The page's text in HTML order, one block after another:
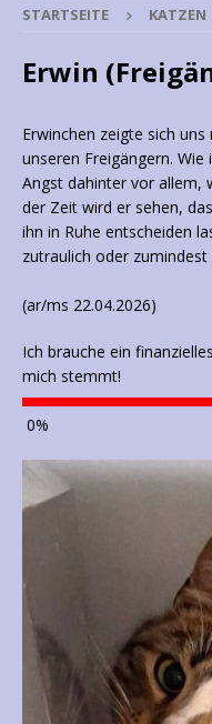
STARTSEITE KATZEN
Erwin
Erwinchen zeigte sich
unseren Freigängern.
Angst dahinter vor allem,
der Zeit wird er sehen,
ihn in Ruhe entscheiden
zutraulich oder
(ar/ms 22.04.2026)
Ich brauche ein
mich stemmt!
0%